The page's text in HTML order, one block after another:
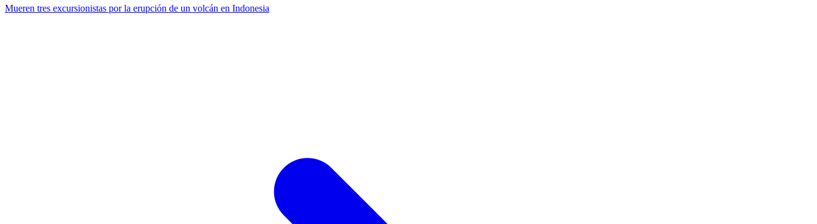
Mueren tres excursionistas por la erupción de un volcán en Indonesia